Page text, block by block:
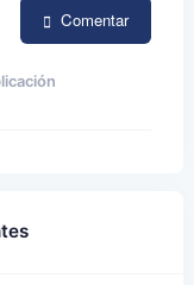
Comentar